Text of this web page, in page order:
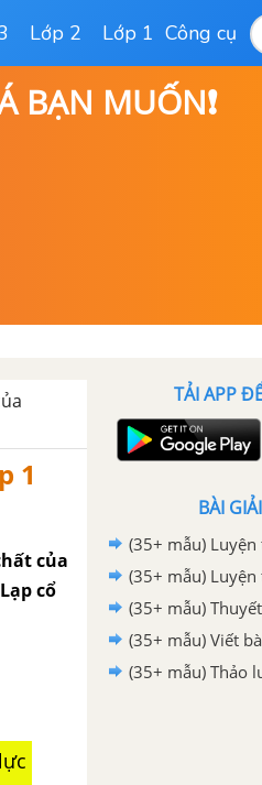
Lớp 2 Lớp 1 Công cụ
BẠN MUỐN❗
1
của
cổ
TẢI APP
BÀI